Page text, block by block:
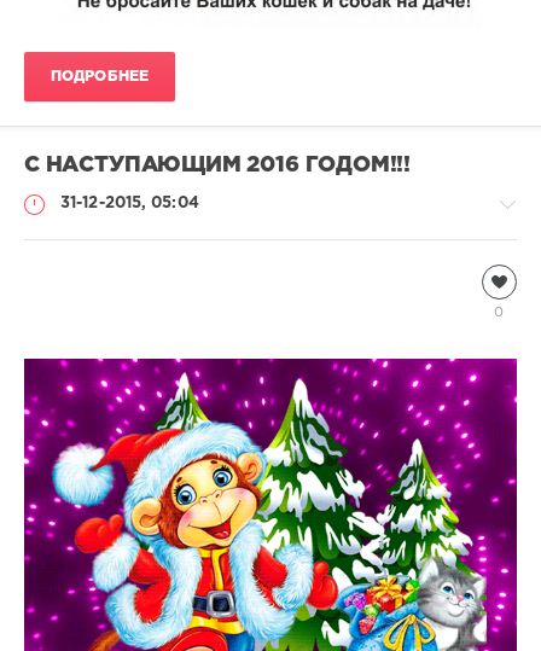
ПОДРОБНЕЕ
С НАСТУПАЮЩИМ 2016 ГОДОМ!!!
31-12-2015, 05:04
549
0
0